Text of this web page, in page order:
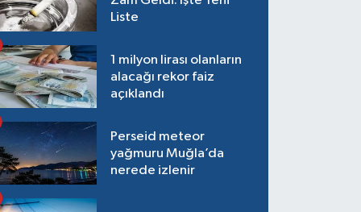
Liste
1 milyon lirası olanların
alacağı rekor faiz
açıklandı
Perseid meteor
yağmuru Muğla’da
nerede izlenir